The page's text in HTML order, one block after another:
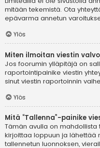
mitään tekemistä. Ota
epävarma annetun
Ylös
Miten ilmoitan viestin
Jos foorumin ylläpitäjä on
raportointipainike viestin
sinut viestin raportoinnin
Ylös
Mitä “Tallenna”-painike
Tämän avulla on
kirjoittaa loppuun ja lähettää
tallennetun luonnoksen,